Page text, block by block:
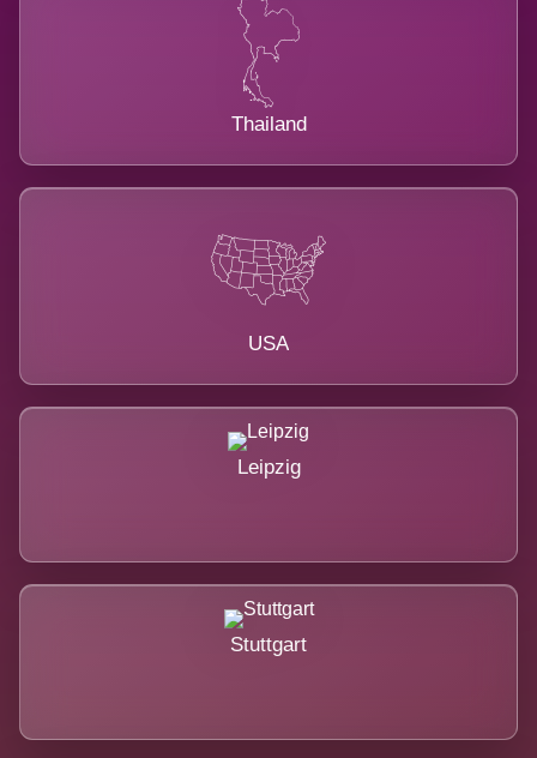
Thailand
USA
Leipzig
Stuttgart